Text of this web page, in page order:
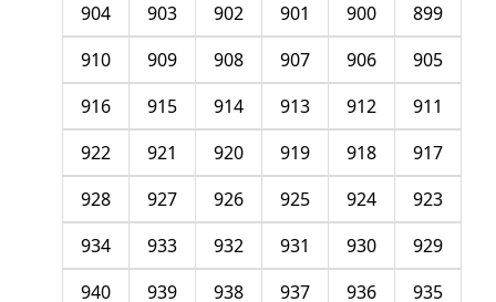
899
900
901
902
903
904
905
906
907
908
909
910
911
912
913
914
915
916
917
918
919
920
921
922
923
924
925
926
927
928
929
930
931
932
933
934
935
936
937
938
939
940